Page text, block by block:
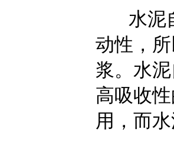
水泥自
动性，
浆。水
高吸收
用，而